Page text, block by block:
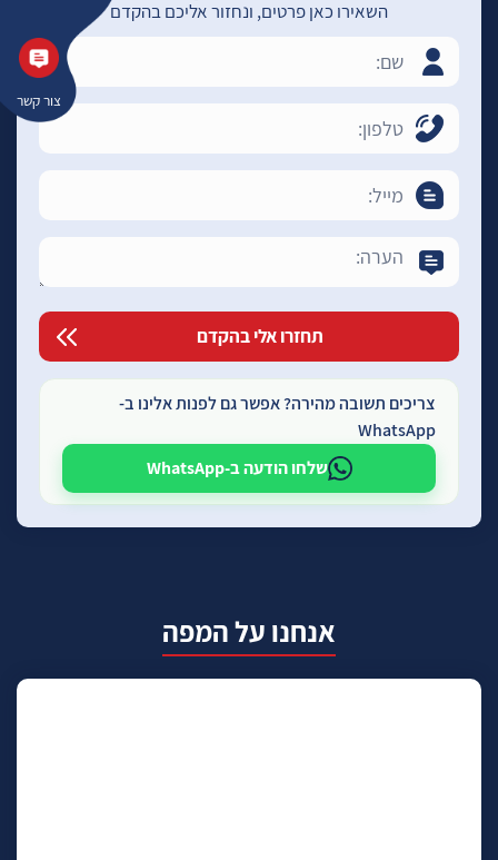
צור קשר
השאירו כאן פרטים, ונחזור אליכם בהקדם
צריכים תשובה מהירה? אפשר גם לפנות אלינו ב-
WhatsApp
שלחו הודעה ב-WhatsApp
אנחנו על המפה